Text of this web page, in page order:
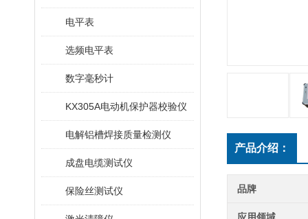
电平表
选频电平表
数字毫秒计
KX305A电动机保护器校验仪
电解铝槽焊接质量检测仪
成盘电缆测试仪
保险丝测试仪
产品介绍：
品牌